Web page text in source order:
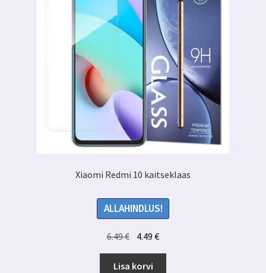
Xiaomi Redmi 10 kaitseklaas
ALLAHINDLUS!
6.49€ Algne
oli:
4.49€Praegune
Lisa korvi